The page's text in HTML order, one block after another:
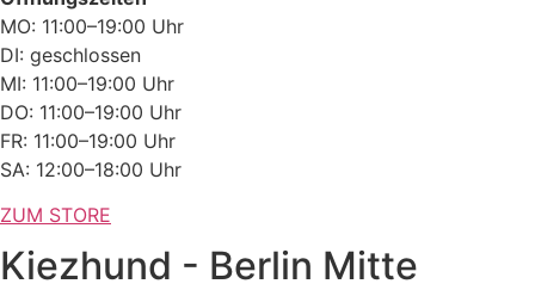
MO: 11:00–19:00 Uhr
DI: geschlossen
MI: 11:00–19:00 Uhr
DO: 11:00–19:00 Uhr
FR: 11:00–19:00 Uhr
SA: 12:00–18:00 Uhr
ZUM STORE
Kiezhund - Berlin Mitte